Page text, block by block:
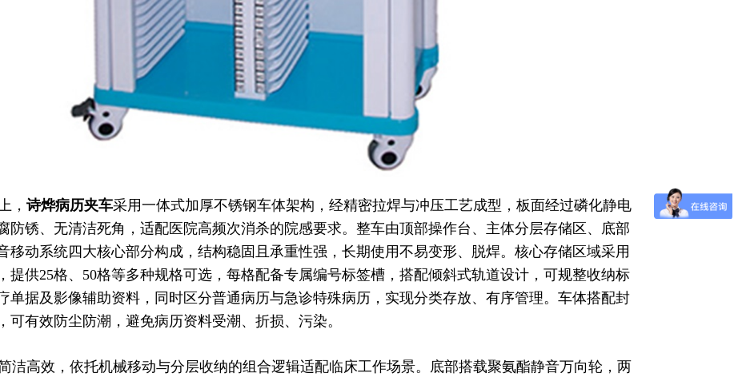
， 诗烨病历夹车采用一体式加厚不锈钢车体架构，经精密拉焊与冲压工艺成型，板面经过磷化静电
防锈、无清洁死角，适配医院高频次消杀的院感要求。整车由顶部操作台、主体分层存储区、底部
移动系统四大核心部分构成，结构稳固且承重性强，长期使用不易变形、脱焊。核心存储区域采用
提供25格、50格等多种规格可选，每格配备专属编号标签槽，搭配倾斜式轨道设计，可规整收纳标
单据及影像辅助资料，同时区分普通病历与急诊特殊病历，实现分类存放、有序管理。车体搭配封
可有效防尘防潮，避免病历资料受潮、折损、污染。
洁高效，依托机械移动与分层收纳的组合逻辑适配临床工作场景。底部搭载聚氨酯静音万向轮，两